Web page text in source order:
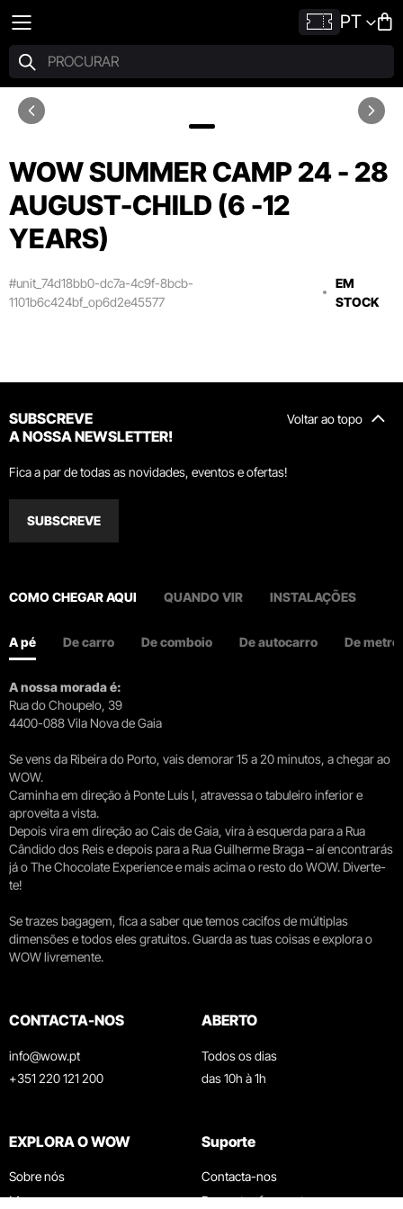
PT
WOW SUMMER CAMP 24 - 28
AUGUST-CHILD (6 -12
YEARS)
#unit_74d18bb0-dc7a-4c9f-8bcb-
1101b6c424bf_op6d2e45577
EM
STOCK
Voltar ao topo
SUBSCREVE
A NOSSA NEWSLETTER!
Fica a par de todas as novidades, eventos e ofertas!
SUBSCREVE
COMO CHEGAR AQUI QUANDO VIR INSTALAÇÕES
A pé De carro De comboio De autocarro De metro
A nossa morada é:
Rua do Choupelo, 39
4400-088 Vila Nova de Gaia
Se vens da Ribeira do Porto, vais demorar 15 a 20 minutos, a chegar ao
WOW.
Caminha em direção à Ponte Luís I, atravessa o tabuleiro inferior e
aproveita a vista.
Depois vira em direção ao Cais de Gaia, vira à esquerda para a Rua
Cândido dos Reis e depois para a Rua Guilherme Braga – aí encontrarás
já o The Chocolate Experience e mais acima o resto do WOW. Diverte-
te!
Se trazes bagagem, fica a saber que temos cacifos de múltiplas
dimensões e todos eles gratuitos. Guarda as tuas coisas e explora o
WOW livremente.
CONTACTA-NOS
info@wow.pt
+351 220 121 200
ABERTO
Todos os dias
das 10h à 1h
EXPLORA O WOW
Sobre nós
Museus
Suporte
Contacta-nos
Perguntas frequentes